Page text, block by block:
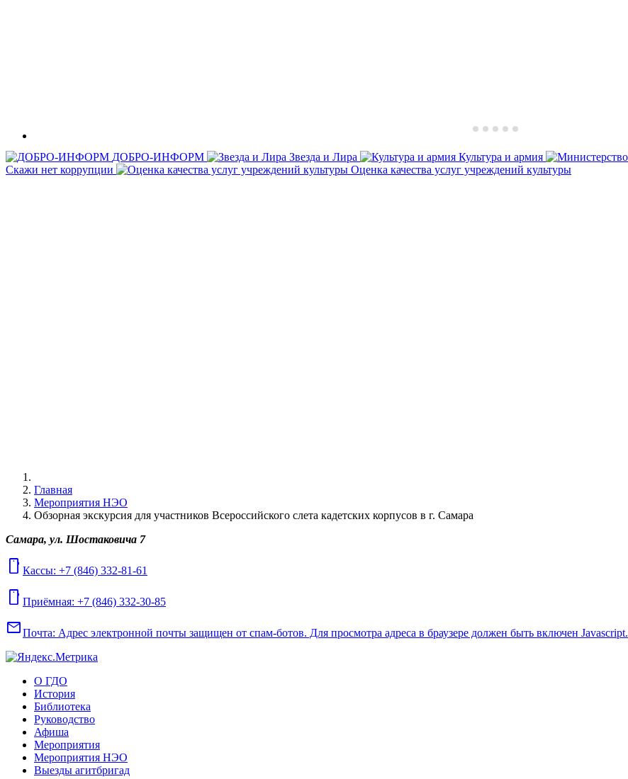
ДОБРО-ИНФОРМ Звезда и Лира Культура и армия
Скажи нет коррупции
Оценка качества услуг учреждений культуры
Главная
Мероприятия НЭО
Обзорная экскурсия для участников Всероссийского слета кадетских корпусов в г. Самара
Самара, ул. Шостаковича 7
mobile Кассы: +7 (846) 332-81-61
mobile Приёмная: +7 (846) 332-30-85
mailПочта: Адрес электронной почты защищен от спам-ботов. Для просмотра адреса в браузере должен быть включен Javascript.
О ГДО
История
Библиотека
Руководство
Афиша
Мероприятия
Мероприятия НЭО
Выезды агитбригад